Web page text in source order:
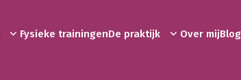
Fysieke trainingenDe praktijk Over mijBlog